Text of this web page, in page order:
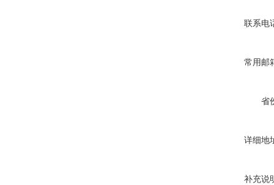
联系电
常用邮
省
详细地
补充说